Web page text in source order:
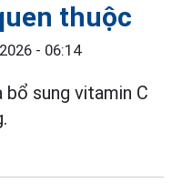
thuộc
- 06:14
bổ sung vitamin C